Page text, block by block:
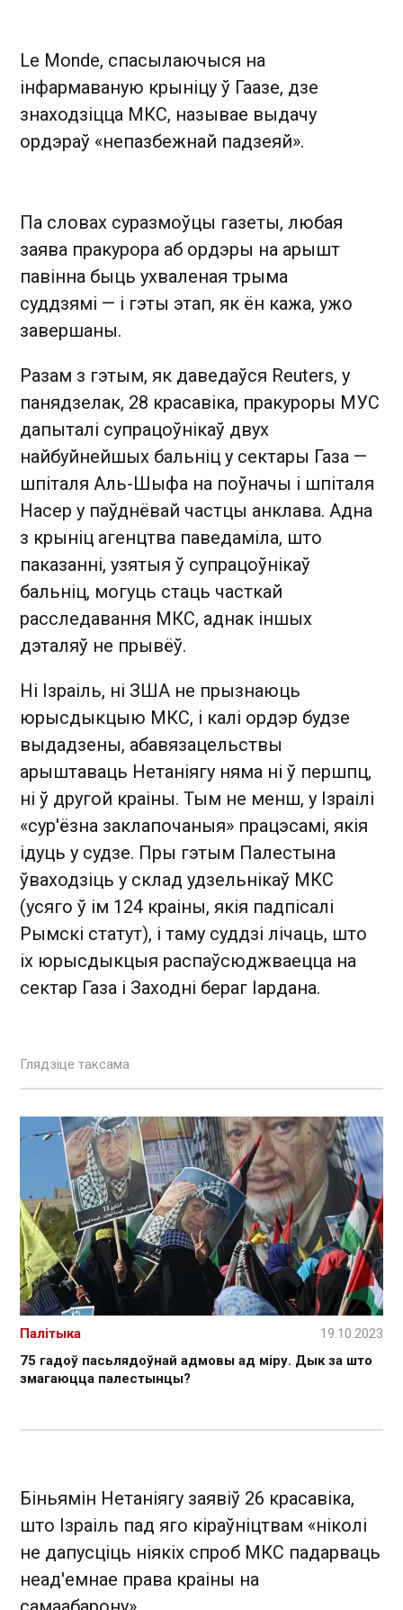
Le Monde, спасылаючыся на
інфармаваную крыніцу ў Гаазе, дзе
знаходзіцца МКС, называе выдачу
ордэраў «непазбежнай падзеяй».
Па словах суразмоўцы газеты, любая
заява пракурора аб ордэры на арышт
павінна быць ухваленая трыма
суддзямі — і гэты этап, як ён кажа, ужо
завершаны.
Разам з гэтым, як даведаўся Reuters, у
панядзелак, 28 красавіка, пракуроры МУС
дапыталі супрацоўнікаў двух
найбуйнейшых бальніц у сектары Газа —
шпіталя Аль-Шыфа на поўначы і шпіталя
Насер у паўднёвай частцы анклава. Адна
з крыніц агенцтва паведаміла, што
паказанні, узятыя ў супрацоўнікаў
бальніц, могуць стаць часткай
расследавання МКС, аднак іншых
дэталяў не прывёў.
Ні Ізраіль, ні ЗША не прызнаюць
юрысдыкцыю МКС, і калі ордэр будзе
выдадзены, абавязацельствы
арыштаваць Нетаніягу няма ні ў першпц,
ні ў другой краіны. Тым не менш, у Ізраілі
«сур'ёзна заклапочаныя» працэсамі, якія
ідуць у судзе. Пры гэтым Палестына
ўваходзіць у склад удзельнікаў МКС
(усяго ў ім 124 краіны, якія падпісалі
Рымскі статут), і таму суддзі лічаць, што
іх юрысдыкцыя распаўсюджваецца на
сектар Газа і Заходні бераг Іардана.
Глядзіце таксама
75 гадоў пасьлядоўнай адмовы ад міру. Дык за што
змагаюцца палестынцы?
Палітыка 19.10.2023
Біньямін Нетаніягу заявіў 26 красавіка,
што Ізраіль пад яго кіраўніцтвам «ніколі
не дапусціць ніякіх спроб МКС падарваць
неад'емнае права краіны на